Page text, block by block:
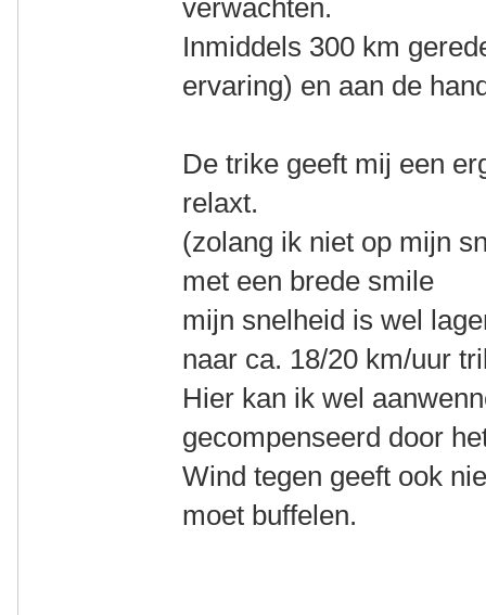
verwachten.
Inmiddels 300 km
ervaring) en aan de
De trike geeft mij een
relaxt.
(zolang ik niet op mijn
met een brede smile
mijn snelheid is wel
naar ca. 18/20 km/uur
Hier kan ik wel
gecompenseerd door
Wind tegen geeft ook
moet buffelen.